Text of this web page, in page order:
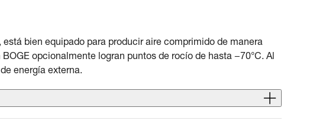
bien equipado para producir aire comprimido de manera
opcionalmente logran puntos de rocío de hasta −70°C. Al
energía externa.